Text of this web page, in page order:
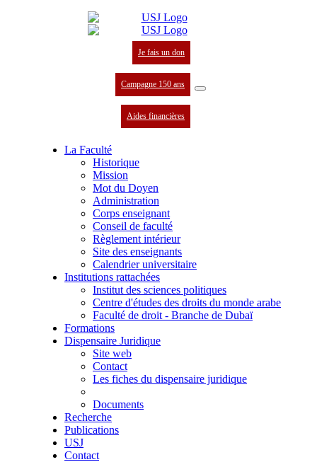
Je fais un don
Campagne 150 ans
Aides financières
La Faculté
Historique
Mission
Mot du Doyen
Administration
Corps enseignant
Conseil de faculté
Règlement intérieur
Site des enseignants
Calendrier universitaire
Institutions rattachées
Institut des sciences politiques
Centre d'études des droits du monde arabe
Faculté de droit - Branche de Dubaï
Formations
Dispensaire Juridique
Site web
Contact
Les fiches du dispensaire juridique
Documents
Recherche
Publications
USJ
Contact